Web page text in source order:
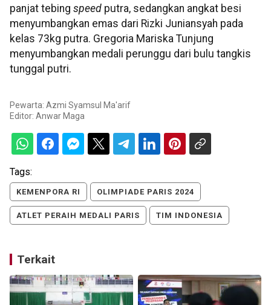
panjat tebing speed putra, sedangkan angkat besi
menyumbangkan emas dari Rizki Juniansyah pada
kelas 73kg putra. Gregoria Mariska Tunjung
menyumbangkan medali perunggu dari bulu tangkis
tunggal putri.
Pewarta: Azmi Syamsul Ma'arif
Editor: Anwar Maga
Tags:
KEMENPORA RI OLIMPIADE PARIS 2024
ATLET PERAIH MEDALI PARIS TIM INDONESIA
Terkait